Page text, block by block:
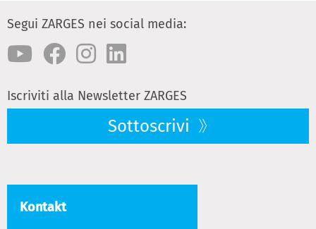
Segui ZARGES nei social media:
Iscriviti alla Newsletter ZARGES
Sottoscrivi
Kontakt